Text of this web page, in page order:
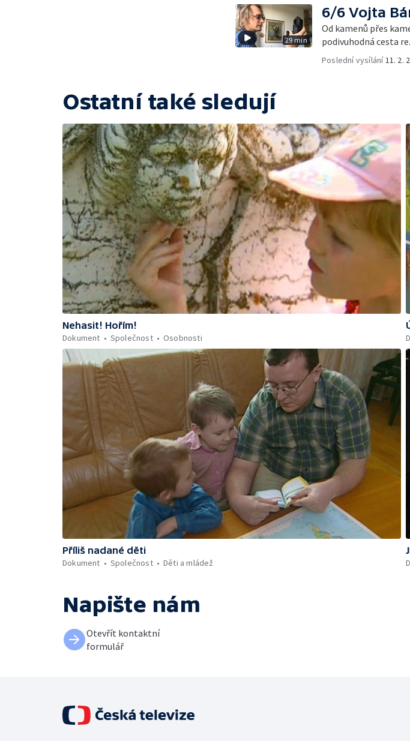
29 min
6/6 Vojta
Od kamenů přes
podivuhodná cesta
Poslední vysílání 11. 2.
Ostatní také sledují
Nehasit! Hořím!
Dokument
Společnost Osobnosti
Příliš nadané děti
Dokument
Společnost Děti a mládež
Napište nám
Otevřít kontaktní
formulář